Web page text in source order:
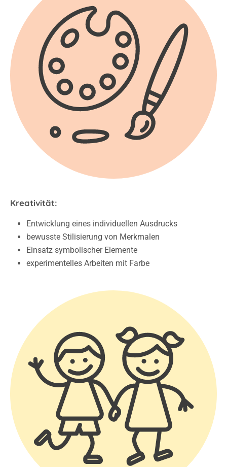
Kreativität:
Entwicklung eines individuellen Ausdrucks
bewusste Stilisierung von Merkmalen
Einsatz symbolischer Elemente
experimentelles Arbeiten mit Farbe